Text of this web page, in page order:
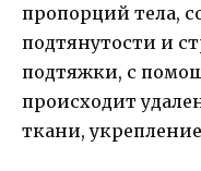
пропорций тела,
подтянутости и
подтяжки, с
происходит
ткани,